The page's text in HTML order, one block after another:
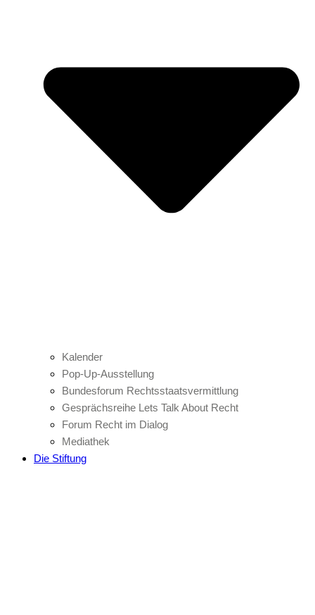
Kalender
Pop-Up-Ausstellung
Bundesforum Rechtsstaatsvermittlung
Gesprächsreihe Lets Talk About Recht
Forum Recht im Dialog
Mediathek
Die Stiftung